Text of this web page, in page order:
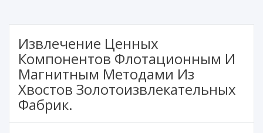
Извлечение Ценных
Компонентов Флотационным И
Магнитным Методами Из
Хвостов Золотоизвлекательных
Фабрик.